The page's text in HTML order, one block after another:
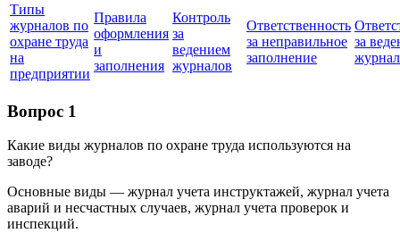
Типы
журналов по
охране труда
на
предприятии
Правила
оформления
и
заполнения
Контроль
за
ведением
журналов
Ответственность
за неправильное
заполнение
за
Вопрос 1
Какие виды журналов по охране труда используются на
заводе?
Основные виды — журнал учета инструктажей, журнал учета
аварий и несчастных случаев, журнал учета проверок и
инспекций.